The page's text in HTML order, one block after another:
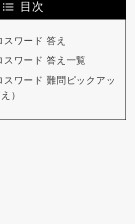
目次
ワード 答え
スワード 答え一覧
スワード 難問ピックアッ
）